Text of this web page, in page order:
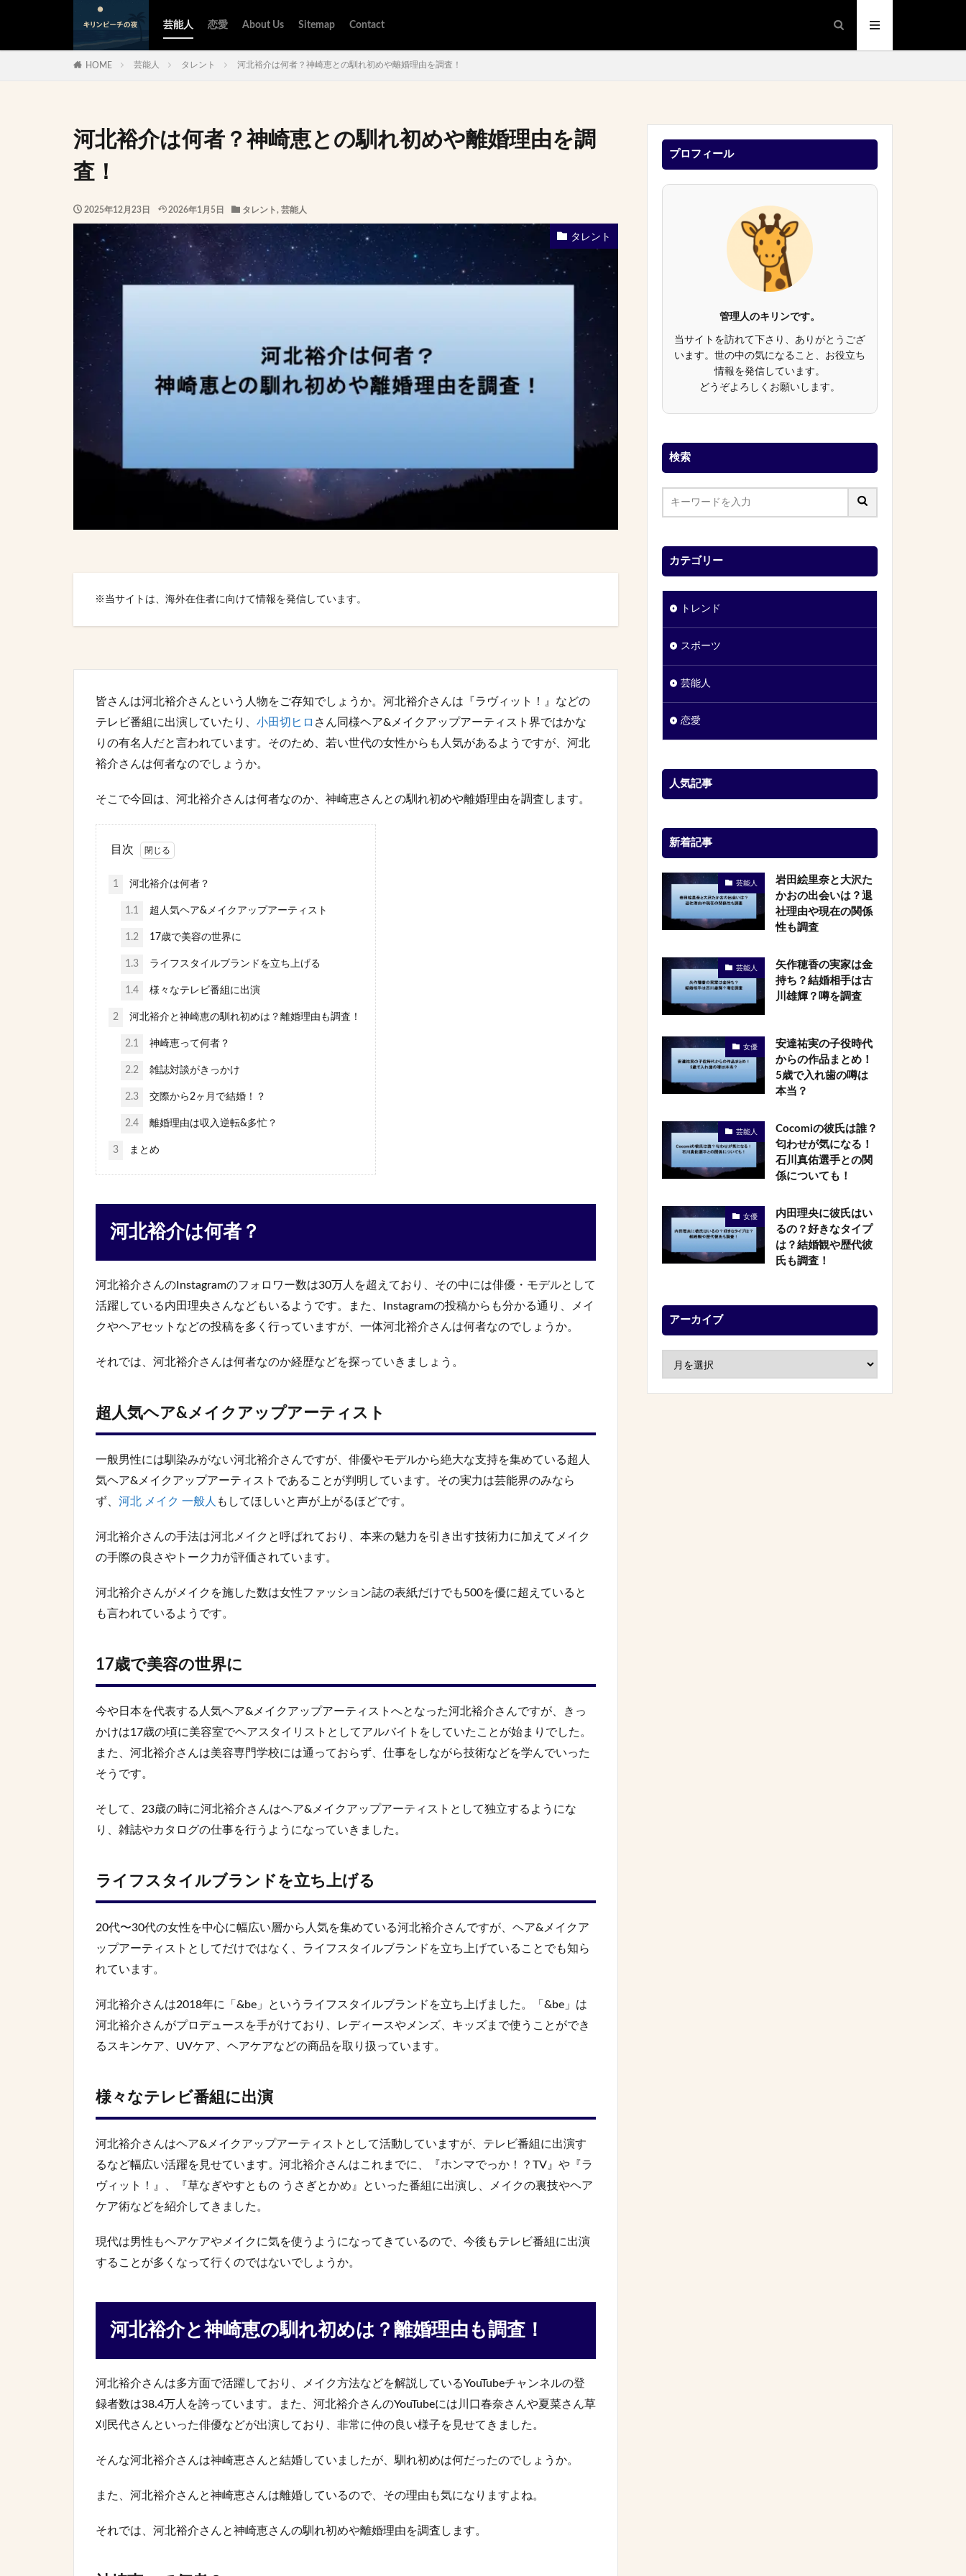
芸能人 恋愛 About Us Sitemap Contact
HOME 芸能人 タレント 河北裕介は何者？神崎恵との馴れ初めや離婚理由を調査！
河北裕介は何者？神崎恵との馴れ初めや離婚理由を調
査！
2025年12月23日 2026年1月5日 タレント, 芸能人
タレント
※ 当サイトは、海外在住者に向けて情報を発信しています。
皆さんは河北裕介さんという人物をご存知でしょうか。河北裕介さんは『ラヴィット！』などの
テレビ番組に出演していたり、 小田切ヒロ さん同様ヘア&メイクアップアーティスト界ではかな
りの有名人だと言われています。そのため、若い世代の女性からも人気があるようですが、河北
裕介さんは何者なのでしょうか。
そこで今回は、河北裕介さんは何者なのか、神崎恵さんとの馴れ初めや離婚理由を調査します。
目次
1 河北裕介は何者？
1.1 超人気ヘア&メイクアップアーティスト
1.2 17歳で美容の世界に
1.3 ライフスタイルブランドを立ち上げる
1.4 様々なテレビ番組に出演
2 河北裕介と神崎恵の馴れ初めは？離婚理由も調査！
2.1 神崎恵って何者？
2.2 雑誌対談がきっかけ
2.3 交際から2ヶ月で結婚！？
2.4 離婚理由は収入逆転&多忙？
3 まとめ
河北裕介は何者？
河北裕介さんのInstagramのフォロワー数は30万人を超えており、その中には俳優・モデルとして
活躍している内田理央さんなどもいるようです。また、Instagramの投稿からも分かる通り、メイ
クやヘアセットなどの投稿を多く行っていますが、一体河北裕介さんは何者なのでしょうか。
それでは、河北裕介さんは何者なのか経歴などを探っていきましょう。
超人気ヘア&メイクアップアーティスト
一般男性には馴染みがない河北裕介さんですが、俳優やモデルから絶大な支持を集めている超人
気ヘア&メイクアップアーティストであることが判明しています。その実力は芸能界のみなら
ず、 河北 メイク 一般人 もしてほしいと声が上がるほどです。
河北裕介さんの手法は河北メイクと呼ばれており、本来の魅力を引き出す技術力に加えてメイク
の手際の良さやトーク力が評価されています。
河北裕介さんがメイクを施した数は女性ファッション誌の表紙だけでも500を優に超えていると
も言われているようです。
17歳で美容の世界に
今や日本を代表する人気ヘア&メイクアップアーティストへとなった河北裕介さんですが、きっ
かけは17歳の頃に美容室でヘアスタイリストとしてアルバイトをしていたことが始まりでした。
また、河北裕介さんは美容専門学校には通っておらず、仕事をしながら技術などを学んでいった
そうです。
そして、23歳の時に河北裕介さんはヘア&メイクアップアーティストとして独立するようにな
り、雑誌やカタログの仕事を行うようになっていきました。
ライフスタイルブランドを立ち上げる
20代〜30代の女性を中心に幅広い層から人気を集めている河北裕介さんですが、ヘア&メイクア
ップアーティストとしてだけではなく、ライフスタイルブランドを立ち上げていることでも知ら
れています。
河北裕介さんは2018年に「&be」というライフスタイルブランドを立ち上げました。「&be」は
河北裕介さんがプロデュースを手がけており、レディースやメンズ、キッズまで使うことができ
るスキンケア、UVケア、ヘアケアなどの商品を取り扱っています。
様々なテレビ番組に出演
河北裕介さんはヘア&メイクアップアーティストとして活動していますが、テレビ番組に出演す
るなど幅広い活躍を見せています。河北裕介さんはこれまでに、『ホンマでっか！？TV』や『ラ
ヴィット！』、『草なぎやすともの うさぎとかめ』といった番組に出演し、メイクの裏技やヘア
ケア術などを紹介してきました。
現代は男性もヘアケアやメイクに気を使うようになってきているので、今後もテレビ番組に出演
することが多くなって行くのではないでしょうか。
河北裕介と神崎恵の馴れ初めは？離婚理由も調査！
河北裕介さんは多方面で活躍しており、メイク方法などを解説しているYouTubeチャンネルの登
録者数は38.4万人を誇っています。また、河北裕介さんのYouTubeには川口春奈さんや夏菜さん草
刈民代さんといった俳優などが出演しており、非常に仲の良い様子を見せてきました。
そんな河北裕介さんは神崎恵さんと結婚していましたが、馴れ初めは何だったのでしょうか。
また、河北裕介さんと神崎恵さんは離婚しているので、その理由も気になりますよね。
それでは、河北裕介さんと神崎恵さんの馴れ初めや離婚理由を調査します。
プロフィール
管理人のキリンです。
当サイトを訪れて下さり、ありがとうござ
います。世の中の気になること、お役立ち
情報を発信しています。
どうぞよろしくお願いします。
検索
カテゴリー
トレンド
スポーツ
芸能人
恋愛
人気記事
新着記事
芸能人
岩田絵里奈と大沢た
かおの出会いは？退
社理由や現在の関係
性も調査
芸能人
矢作穂香の実家は金
持ち？結婚相手は古
川雄輝？噂を調査
女優
安達祐実の子役時代
からの作品まとめ！
5歳で入れ歯の噂は
本当？
芸能人
Cocomiの彼氏は誰？
匂わせが気になる！
石川真佑選手との関
係についても！
女優
内田理央に彼氏はい
るの？好きなタイプ
は？結婚観や歴代彼
氏も調査！
アーカイブ